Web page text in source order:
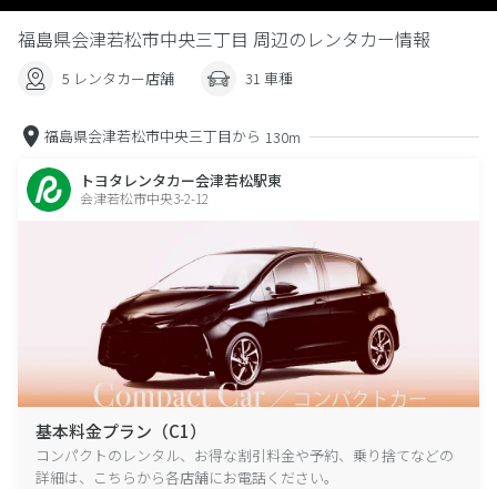
福島県会津若松市中央三丁目 周辺のレンタカー情報
5 レンタカー店舗 31 車種
福島県会津若松市中央三丁目から 130m
トヨタレンタカー会津若松駅東
会津若松市中央3-2-12
基本料金プラン（C1）
コンパクトのレンタル、お得な割引料金や予約、乗り捨てなどの
詳細は、こちらから各店舗にお電話ください。